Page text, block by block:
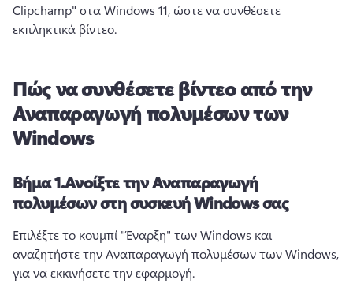
Clipchamp" στα Windows 11, ώστε να συνθέσετε
εκπληκτικά βίντεο.
Πώς να συνθέσετε βίντεο από την
Αναπαραγωγή πολυμέσων των
Windows
Βήμα 1.Ανοίξτε την Αναπαραγωγή
πολυμέσων στη συσκευή Windows σας
Επιλέξτε το κουμπί "Έναρξη" των Windows και
αναζητήστε την Αναπαραγωγή πολυμέσων των Windows,
για να εκκινήσετε την εφαρμογή.